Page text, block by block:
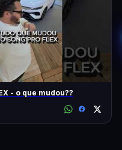
Song Pro FLEX - o que mudou??